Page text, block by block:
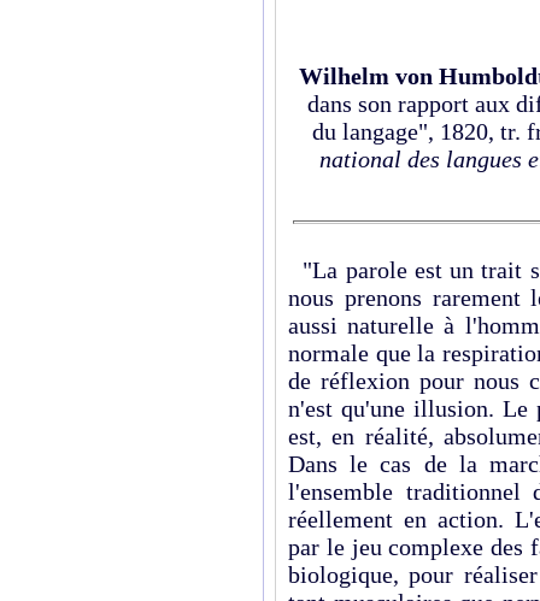
Wilhelm von
dans son rapport aux
du langage", 1820, tr.
national des langues
"La parole est un trait
nous prenons
aussi naturelle à
normale que la
de réflexion pour nous
n'est qu'une illusion. Le
est, en réalité,
Dans le cas de la
l'ensemble traditionnel
réellement en action.
par le jeu complexe des
biologique, pour